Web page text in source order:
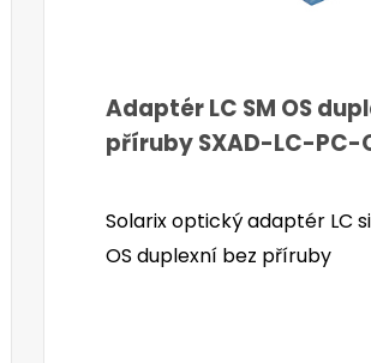
Adaptér LC SM OS
příruby SXAD-LC-PC-
Solarix optický adaptér LC
OS duplexní bez příruby